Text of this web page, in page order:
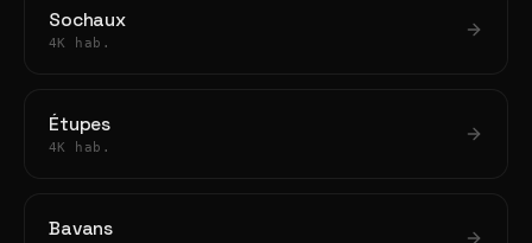
Sochaux
4K hab.
Étupes
4K hab.
Bavans